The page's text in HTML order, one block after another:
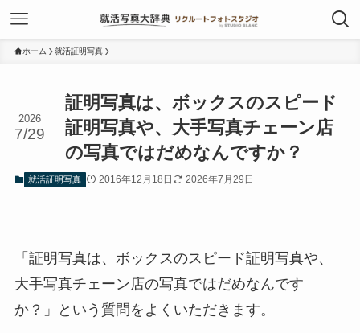
ホーム 就活証明写真
証明写真は、ボックスのスピード
証明写真や、大手写真チェーン店
の写真ではだめなんですか？
2026
7/29
就活証明写真 2016年12月18日 2026年7月29日
「証明写真は、ボックスのスピード証明写真や、
大手写真チェーン店の写真ではだめなんです
か？」という質問をよくいただきます。